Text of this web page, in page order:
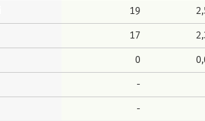
19
17
0
-
-